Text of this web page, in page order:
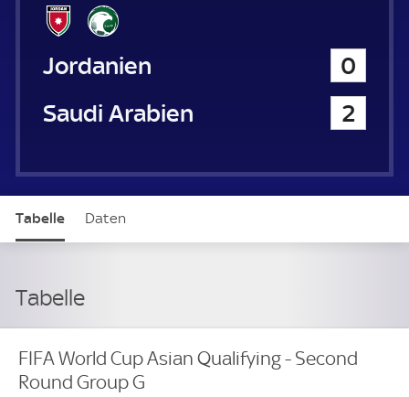
Jordanien
0
Saudi Arabien
2
Tabelle Daten
Tabelle
FIFA World Cup Asian Qualifying - Second
Round Group G